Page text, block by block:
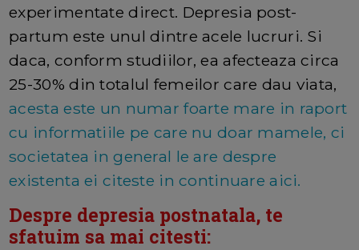
experimentate direct. Depresia post-
partum este unul dintre acele lucruri. Si
daca, conform studiilor, ea afecteaza circa
25-30% din totalul femeilor care dau viata,
acesta este un numar foarte mare in raport
cu informatiile pe care nu doar mamele, ci
societatea in general le are despre
existenta ei citeste in continuare aici.
Despre depresia postnatala, te
sfatuim sa mai citesti: